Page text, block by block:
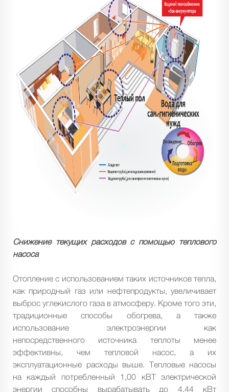
Снижение текущих расходов с помощью теплового
насоса
Отопление с использованием таких источников тепла,
как природный газ или нефтепродукты, увеличивает
выброс углекислого газа в атмосферу. Кроме того эти,
традиционные способы обогрева, а также
использование электроэнергии как
непосредственного источника теплоты менее
эффективны, чем тепловой насос, а их
эксплуатационные расходы выше. Тепловые насосы
на каждый потребленный 1,00 кВТ электрической
энергии способны вырабатывать до 4,44 кВт